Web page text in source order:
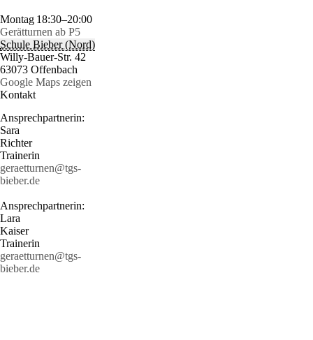
Montag 18:30–20:00
Gerätturnen ab P5
Schule Bieber (Nord)
Willy-Bauer-Str. 42
63073 Offenbach
Google Maps zeigen
Kontakt
Ansprechpartnerin:
Sara
Richter
Trainerin
geraetturnen@tgs-
bieber.de
Ansprechpartnerin:
Lara
Kaiser
Trainerin
geraetturnen@tgs-
bieber.de